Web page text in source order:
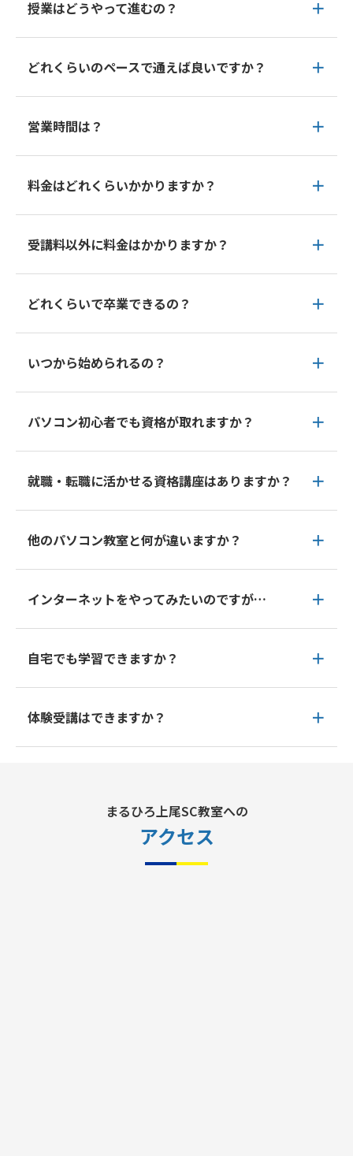
授業はどうやって進むの？
どれくらいのペースで通えば良いですか？
営業時間は？
料金はどれくらいかかりますか？
受講料以外に料金はかかりますか？
どれくらいで卒業できるの？
いつから始められるの？
パソコン初心者でも資格が取れますか？
就職・転職に活かせる資格講座はありますか？
他のパソコン教室と何が違いますか？
インターネットをやってみたいのですが…
自宅でも学習できますか？
体験受講はできますか？
まるひろ上尾SC教室への
アクセス